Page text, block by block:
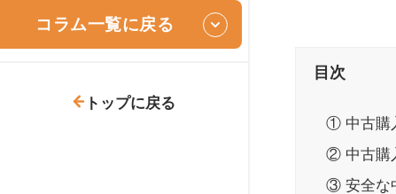
コラム一覧に戻る
トップに戻る
目次
① 中古購
② 中古購
③ 安全な